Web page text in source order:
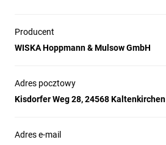
Producent
WISKA Hoppmann & Mulsow GmbH
Adres pocztowy
Kisdorfer Weg 28, 24568 Kaltenkirchen
Adres e-mail